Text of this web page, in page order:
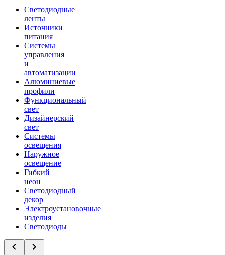
Светодиодные
ленты
Источники
питания
Системы
управления
и
автоматизации
Алюминиевые
профили
Функциональный
свет
Дизайнерский
свет
Системы
освещения
Наружное
освещение
Гибкий
неон
Светодиодный
декор
Электроустановочные
изделия
Светодиоды